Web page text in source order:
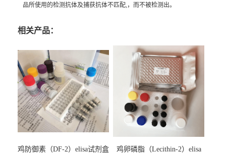
品所使用的检测抗体及捕获抗体不匹配,，而不被检测出。
相关产品：
鸡防御素（DF-2）elisa试剂盒
鸡卵磷脂（Lecithin-2）elisa